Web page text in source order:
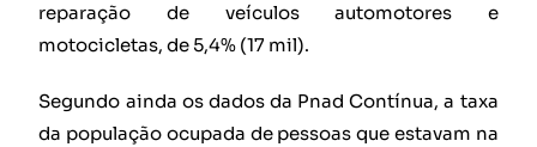
reparação de veículos automotores e
motocicletas, de 5,4% (17 mil).
Segundo ainda os dados da Pnad Contínua, a taxa
da população ocupada de pessoas que estavam na